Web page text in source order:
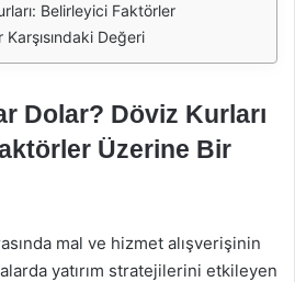
Belirleyici Faktörler
Karşısındaki Değeri
Dolar? Döviz Kurları
Üzerine Bir
mal ve hizmet alışverişinin
yatırım stratejilerini etkileyen